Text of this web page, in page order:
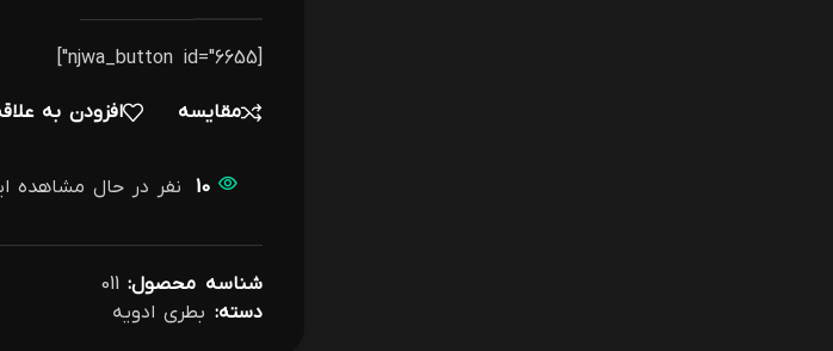
[njwa_button id="6655"]
مقایسه افزودن به
10 نفر در حال
شناسه محصول: 011
دسته: بطری ادویه